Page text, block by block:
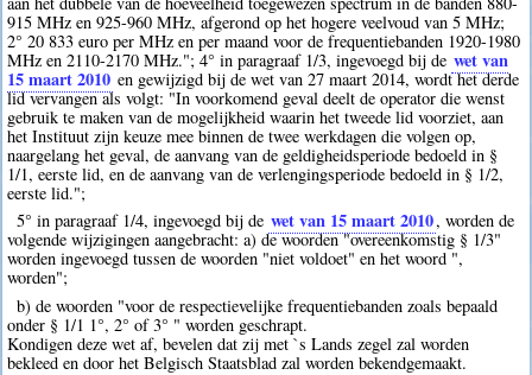
915 MHz en 925-960 MHz, afgerond op het hogere veelvoud van 5 MHz;
2° 20 833 euro per MHz en per maand voor de frequentiebanden 1920-1980
MHz en 2110-2170 MHz."; 4° in paragraaf 1/3, ingevoegd bij de wet van
15 maart 2010 en gewijzigd bij de wet van 27 maart 2014, wordt het derde
lid vervangen als volgt: "In voorkomend geval deelt de operator die wenst
gebruik te maken van de mogelijkheid waarin het tweede lid voorziet, aan
het Instituut zijn keuze mee binnen de twee werkdagen die volgen op,
naargelang het geval, de aanvang van de geldigheidsperiode bedoeld in §
1/1, eerste lid, en de aanvang van de verlengingsperiode bedoeld in § 1/2,
eerste lid.";
5° in paragraaf 1/4, ingevoegd bij de wet van 15 maart 2010, worden de
volgende wijzigingen aangebracht: a) de woorden "overeenkomstig § 1/3"
worden ingevoegd tussen de woorden "niet voldoet" en het woord ",
worden";
b) de woorden "voor de respectievelijke frequentiebanden zoals bepaald
onder § 1/1 1°, 2° of 3° " worden geschrapt.
Kondigen deze wet af, bevelen dat zij met `s Lands zegel zal worden
bekleed en door het Belgisch Staatsblad zal worden bekendgemaakt.